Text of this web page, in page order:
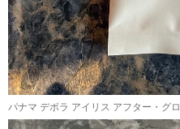
パナマ デボラ アイリス アフター・グ